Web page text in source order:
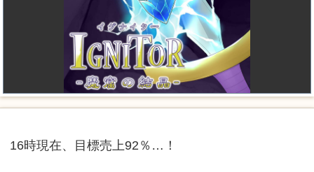
16時現在、目標売上92％…！